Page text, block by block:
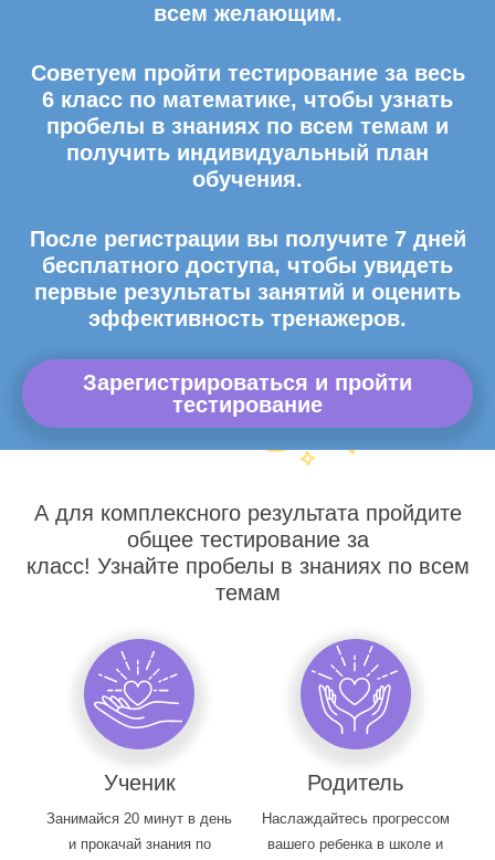
всем желающим.
Советуем пройти тестирование за весь
6 класс по математике, чтобы узнать
пробелы в знаниях по всем темам и
получить индивидуальный план
обучения.
После регистрации вы получите 7 дней
бесплатного доступа, чтобы увидеть
первые результаты занятий и оценить
эффективность тренажеров.
Зарегистрироваться и пройти
тестирование
А для комплексного результата пройдите
общее тестирование за
класс! Узнайте пробелы в знаниях по всем
темам
Ученик
Занимайся 20 минут в день
и прокачай знания по
Родитель
Наслаждайтесь прогрессом
вашего ребенка в школе и